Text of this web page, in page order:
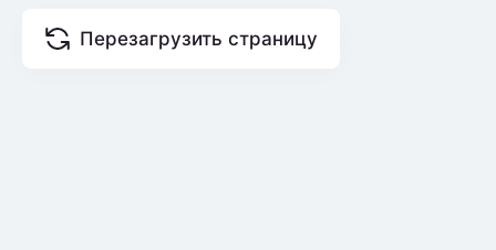
Перезагрузить страницу